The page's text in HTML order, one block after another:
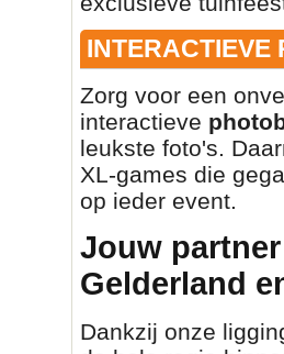
INTERACTIEVE
Zorg voor een
interactieve
leukste foto's.
XL-games die
op ieder event.
Jouw
Gelderland
Dankzij onze